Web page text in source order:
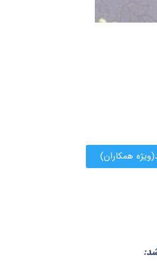
همکاران)